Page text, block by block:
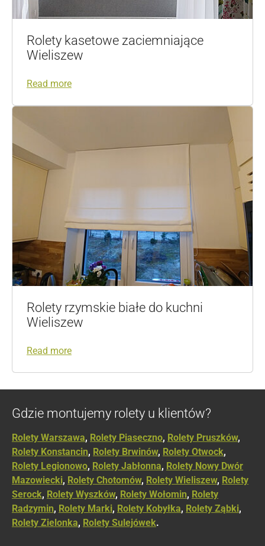
Rolety kasetowe zaciemniające
Wieliszew
Read more
Rolety rzymskie białe do kuchni
Wieliszew
Read more
Gdzie montujemy rolety u klientów?
Rolety Warszawa, Rolety Piaseczno, Rolety Pruszków,
Rolety Konstancin, Rolety Brwinów, Rolety Otwock,
Rolety Legionowo, Rolety Jabłonna, Rolety Nowy Dwór
Mazowiecki, Rolety Chotomów, Rolety Wieliszew, Rolety
Serock, Rolety Wyszków, Rolety Wołomin, Rolety
Radzymin, Rolety Marki, Rolety Kobyłka, Rolety Ząbki,
Rolety Zielonka, Rolety Sulejówek.